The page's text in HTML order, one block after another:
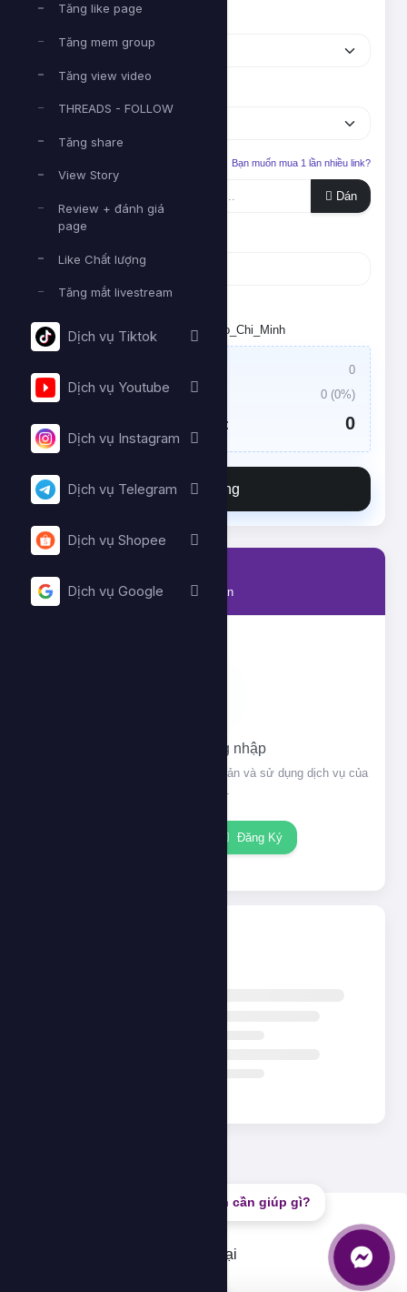
Tăng like page
Tăng mem group
Tăng view video
THREADS - FOLLOW
Tăng share
View Story
Review + đánh giá
page
Like Chất lượng
Tăng mắt livestream
Dịch vụ Tiktok
Dịch vụ Youtube
Dịch vụ Instagram
Dịch vụ Telegram
Dịch vụ Shopee
Dịch vụ Google
Phân loại
Bạn muốn mua 1 lần nhiều link?
Dán
Số lượng
Tối thiểu:- Tối đa:
Đặt lịch chạy. Múi giờ: Asia/Ho_Chi_Minh
Giá trị đơn hàng:
0
Thuế VAT:
0 (0%)
Tổng tiền cần thanh toán: 0
Đặt hàng
Thông tin tài khoản của bạn
Vui lòng đăng nhập
Đăng nhập để xem thông tin tài khoản và sử dụng dịch vụ của
chúng tôi.
Đăng Ký
Bạn cần giúp gì?
Không thể tải dữ liệu, vui lòng thử lại